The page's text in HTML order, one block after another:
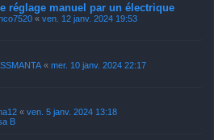
réglage manuel par un électrique
« ven. 12 janv. 2024 19:53
« mer. 10 janv. 2024 22:17
« ven. 5 janv. 2024 13:18
B